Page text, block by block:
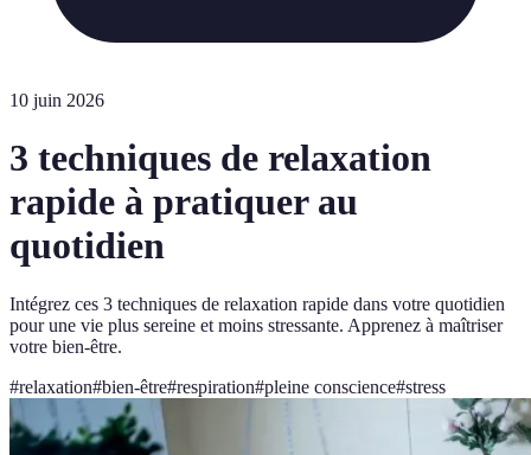
10 juin 2026
3 techniques de relaxation
rapide à pratiquer au
quotidien
Intégrez ces 3 techniques de relaxation rapide dans votre quotidien
pour une vie plus sereine et moins stressante. Apprenez à maîtriser
votre bien-être.
#relaxation#bien-être#respiration#pleine conscience#stress